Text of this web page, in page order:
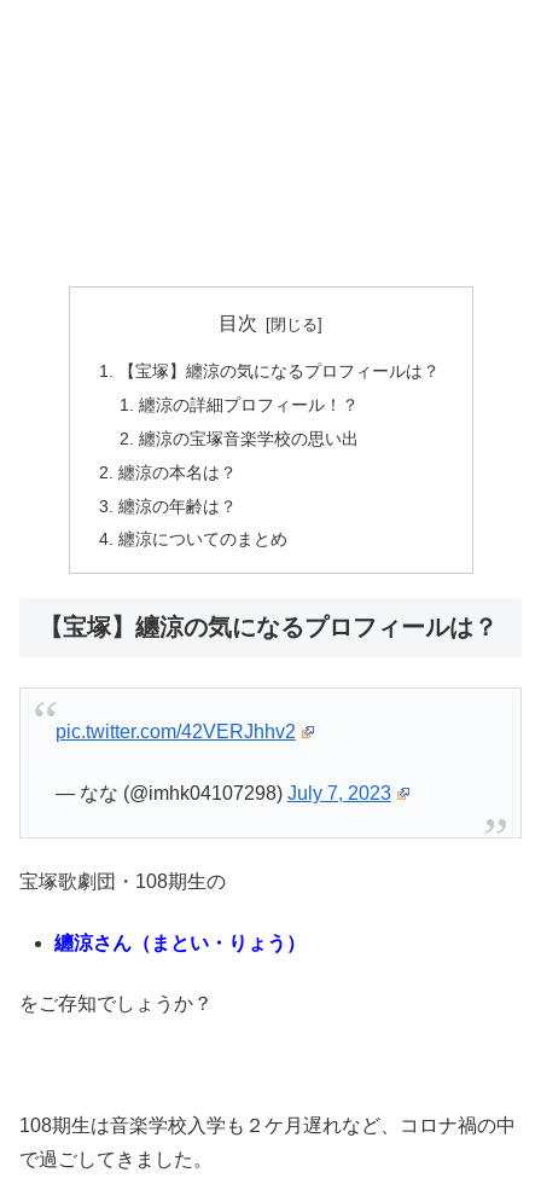
目次
【宝塚】纏涼の気になるプロフィールは？
纏涼の詳細プロフィール！？
纏涼の宝塚音楽学校の思い出
纏涼の本名は？
纏涼の年齢は？
纏涼についてのまとめ
【宝塚】纏涼の気になるプロフィールは？
pic.twitter.com/42VERJhhv2
— なな (@imhk04107298) July 7, 2023
宝塚歌劇団・108期生の
纏涼さん（まとい・りょう）
をご存知でしょうか？
108期生は音楽学校入学も２ケ月遅れなど、コロナ禍の中
で過ごしてきました。